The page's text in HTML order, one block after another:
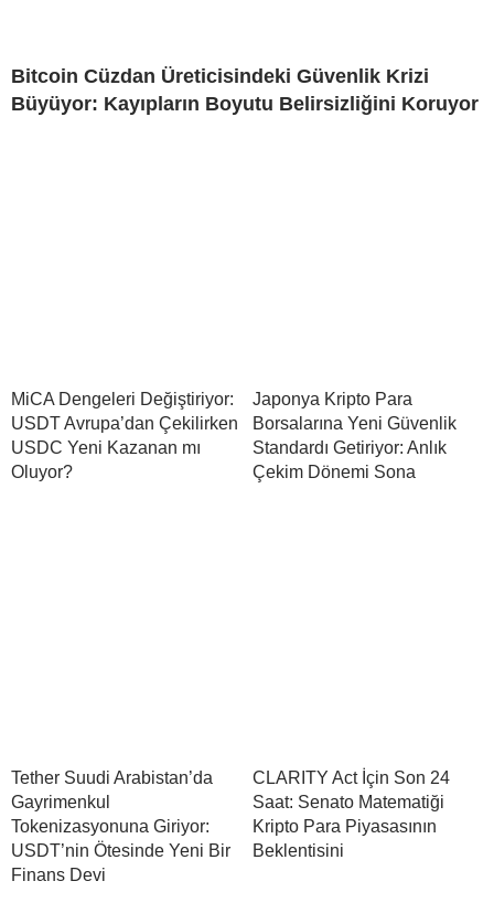
Bitcoin Cüzdan Üreticisindeki Güvenlik Krizi
Büyüyor: Kayıpların Boyutu Belirsizliğini Koruyor
MiCA Dengeleri Değiştiriyor:
USDT Avrupa’dan Çekilirken
USDC Yeni Kazanan mı
Oluyor?
Japonya Kripto Para
Borsalarına Yeni Güvenlik
Standardı Getiriyor: Anlık
Çekim Dönemi Sona
Tether Suudi Arabistan’da
Gayrimenkul
Tokenizasyonuna Giriyor:
USDT’nin Ötesinde Yeni Bir
Finans Devi
CLARITY Act İçin Son 24
Saat: Senato Matematiği
Kripto Para Piyasasının
Beklentisini